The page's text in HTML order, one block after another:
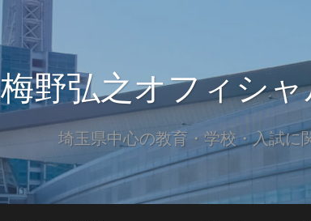
梅野弘之オフィシ
埼玉県中心の教育・学校・入試に